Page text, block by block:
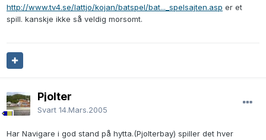
http://www.tv4.se/lattjo/kojan/batspel/bat..._spelsajten.asp er et
spill. kanskje ikke så veldig morsomt.
Pjolter
Svart 14.Mars.2005
Har Navigare i god stand på hytta.(Pjolterbay) spiller det hver